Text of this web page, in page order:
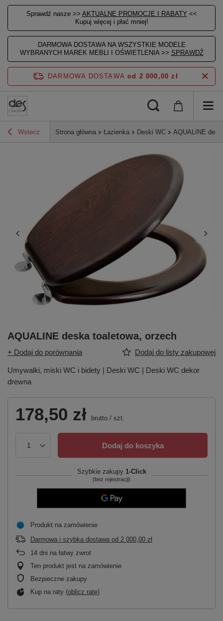
Sprawdź nasze >> AKTUALNE PROMOCJE I RABATY <<
Kupuj więcej i płać mniej!
DARMOWA DOSTAWA NA WSZYSTKIE MODELE
WYBRANYCH MAREK MEBLI I OŚWIETLENIA >> SPRAWDŹ
DARMOWA DOSTAWA od 2 000,00 zł
Wstecz Strona główna Łazienka Deski WC AQUALINE
AQUALINE deska toaletowa, orzech
+ Dodaj do porównania Dodaj do listy zakupowej
Umywalki, miski WC i bidety | Deski WC | Deski WC dekor
drewna
178,50 zł brutto / szt.
Dodaj do koszyka
Szybkie zakupy 1-Click
(bez rejestracji)
Produkt na zamówienie
Darmowa i szybka dostawa od 2 000,00 zł
14 dni na łatwy zwrot
Ten produkt jest na zamówienie
Bezpieczne zakupy
Kup na raty (oblicz ratę)